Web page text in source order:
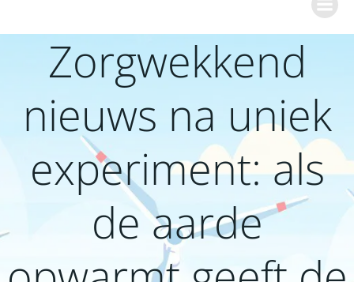
Zorgwekkend
nieuws na uniek
experiment: als
de aarde